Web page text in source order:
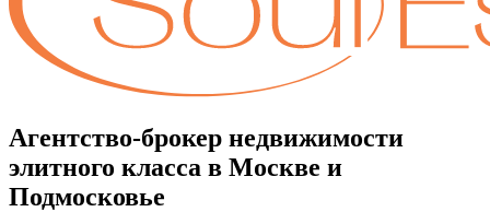
Агентство-брокер недвижимости
элитного класса в Москве и
Подмосковье